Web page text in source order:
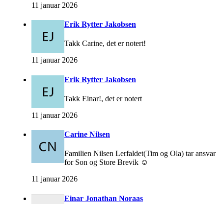
11 januar 2026
Erik Rytter Jakobsen
Takk Carine, det er notert!
11 januar 2026
Erik Rytter Jakobsen
Takk Einar!, det er notert
11 januar 2026
Carine Nilsen
Familien Nilsen Lerfaldet(Tim og Ola) tar ansvar
for Son og Store Brevik ☺️
11 januar 2026
Einar Jonathan Noraas